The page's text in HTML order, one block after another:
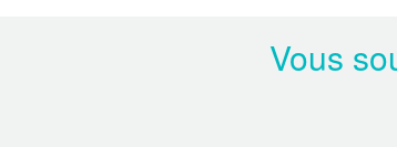
Vous